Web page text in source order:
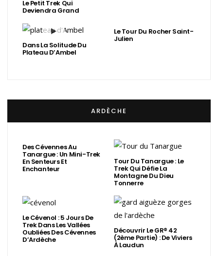
Le Petit Trek Qui
Deviendra Grand
Dans La Solitude Du
Plateau D’Ambel
Le Tour Du Rocher Saint-
Julien
ARDÈCHE
Des Cévennes Au
Tanargue : Un Mini-Trek
En Senteurs Et
Enchanteur
Tour Du Tanargue : Le
Trek Qui Défie La
Montagne Du Dieu
Tonnerre
Le Cévenol : 5 Jours De
Trek Dans Les Vallées
Oubliées Des Cévennes
D’Ardèche
Découvrir Le GR® 42
(2ème Partie) : De Viviers
À Laudun